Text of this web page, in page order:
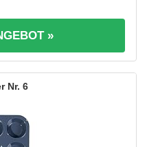
»
6